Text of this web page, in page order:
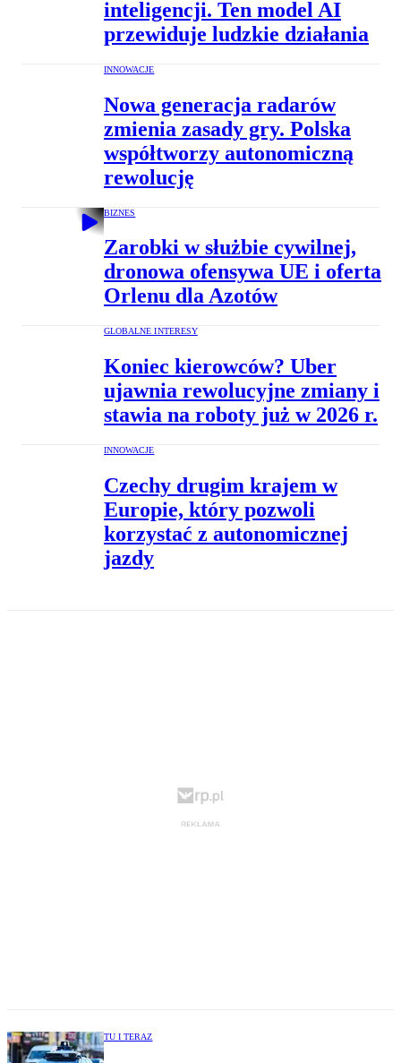
inteligencji. Ten model AI
przewiduje ludzkie działania
INNOWACJE
Nowa generacja radarów
zmienia zasady gry. Polska
współtworzy autonomiczną
rewolucję
BIZNES
Zarobki w służbie cywilnej,
dronowa ofensywa UE i oferta
Orlenu dla Azotów
GLOBALNE INTERESY
Koniec kierowców? Uber
ujawnia rewolucyjne zmiany i
stawia na roboty już w 2026 r.
INNOWACJE
Czechy drugim krajem w
Europie, który pozwoli
korzystać z autonomicznej
jazdy
TU I TERAZ